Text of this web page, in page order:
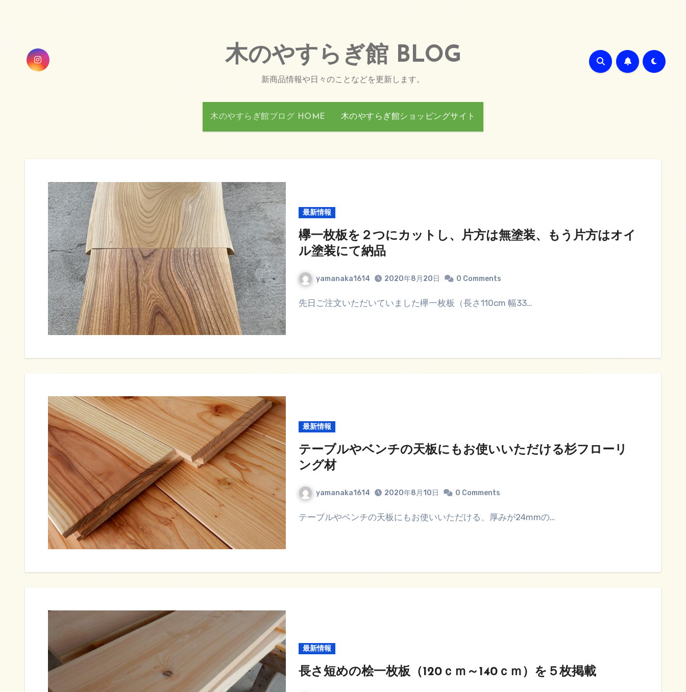
木のやすらぎ館 BLOG
新商品情報や日々のことなどを更新します。
木のやすらぎ館ブログ HOME 木のやすらぎ館ショッピングサイト
最新情報
欅一枚板を２つにカットし、片方は無塗装、もう片方はオイ
ル塗装にて納品
yamanaka1614 2020年8月20日 0 Comments
先日ご注文いただいていました欅一枚板（長さ110cm 幅33…
最新情報
テーブルやベンチの天板にもお使いいただける杉フローリ
ング材
yamanaka1614 2020年8月10日 0 Comments
テーブルやベンチの天板にもお使いいただける、厚みが24mmの…
最新情報
長さ短めの桧一枚板（120ｃｍ～140ｃｍ）を５枚掲載